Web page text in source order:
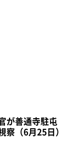
が善通寺駐屯
察（6月25日）